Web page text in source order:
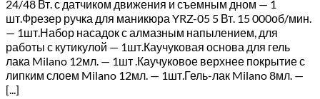
24/48 Вт. с датчиком движения и съемным дном — 1
шт.Фрезер ручка для маникюра YRZ-05 5 Вт. 15 000об/мин.
— 1шт.Набор насадок с алмазным напылением, для
работы с кутикулой — 1шт.Каучуковая основа для гель
лака Milano 12мл. — 1шт .Каучуковое верхнее покрытие с
липким слоем Milano 12мл. — 1шт.Гель-лак Milano 8мл. —
[...]